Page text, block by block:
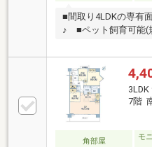
■間取り4LDKの専有
♪ ■ペット飼育可能(
3LDK
7階
角部屋
モ